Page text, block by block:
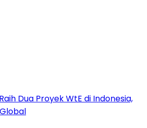
Raih Dua Proyek WtE di Indonesia,